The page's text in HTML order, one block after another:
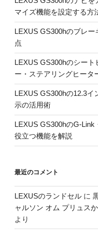
マイズ機能を設定する方
LEXUS GS300hのブレ
点
LEXUS GS300hのシー
ー・ステアリングヒータ
LEXUS GS300hの12.3
示の活用術
LEXUS GS300hのG-
役立つ機能を解説
最近のコメント
LEXUSのランドセル に
ャルソン オム プリュス
より